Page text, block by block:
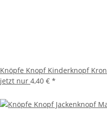
Knöpfe Knopf Kinderknopf
jetzt nur 4,40 € *